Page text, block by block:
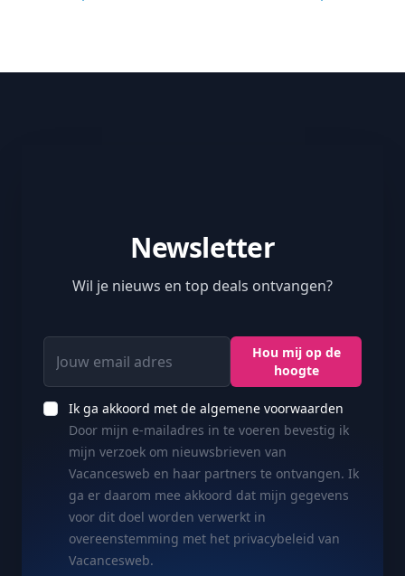
Newsletter
Wil je nieuws en top deals ontvangen?
Jouw email adres
Hou mij op de
hoogte
Ik ga akkoord met de algemene voorwaarden
Door mijn e-mailadres in te voeren bevestig ik
mijn verzoek om nieuwsbrieven van
Vacancesweb en haar partners te ontvangen. Ik
ga er daarom mee akkoord dat mijn gegevens
voor dit doel worden verwerkt in
overeenstemming met het privacybeleid van
Vacancesweb.